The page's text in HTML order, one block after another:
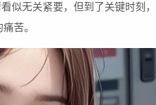
似无关紧要，但到了关键时刻
苦。